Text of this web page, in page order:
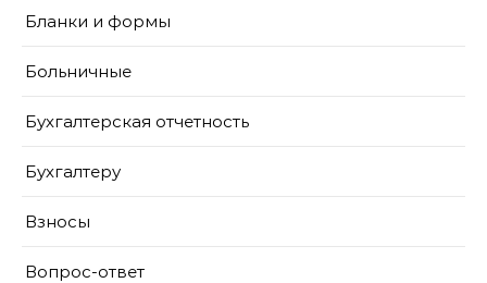
Бланки и формы
Больничные
Бухгалтерская отчетность
Бухгалтеру
Взносы
Вопрос-ответ